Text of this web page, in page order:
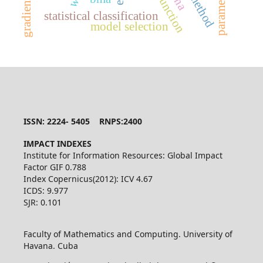
statistical classification
model selection
ISSN: 2224- 5405 RNPS:2400
IMPACT INDEXES
Institute for Information Resources: Global Impact
Factor GIF 0.788
Index Copernicus(2012): ICV 4.67
ICDS: 9.977
SJR: 0.101
Faculty of Mathematics and Computing. University of
Havana. Cuba